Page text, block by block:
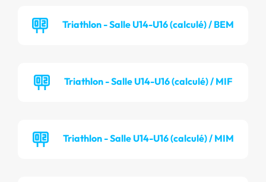
Triathlon - Salle U14-U16 (calculé) / BEM
Triathlon - Salle U14-U16 (calculé) / MIF
Triathlon - Salle U14-U16 (calculé) / MIM